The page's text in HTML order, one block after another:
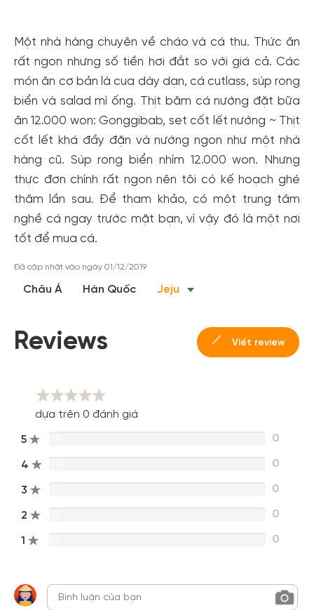
Một nhà hàng chuyên về cháo và cá thu. Thức ăn
rất ngon nhưng số tiền hơi đắt so với giá cả. Các
món ăn cơ bản là cua dày dạn, cá cutlass, súp rong
biển và salad mì ống. Thịt băm cá nướng đặt bữa
ăn 12.000 won: Gonggibab, set cốt lết nướng ~ Thịt
cốt lết khá đầy đặn và nướng ngon như một nhà
hàng cũ. Súp rong biển nhím 12.000 won. Nhưng
thực đơn chính rất ngon nên tôi có kế hoạch ghé
thăm lần sau. Để tham khảo, có một trung tâm
nghề cá ngay trước mặt bạn, vì vậy đó là một nơi
tốt để mua cá.
Đã cập nhật vào ngày 01/12/2019
Châu Á Hàn Quốc Jeju
Reviews Viết review
dựa trên 0 đánh giá
5 0
4 0
3 0
2 0
1 0
Tạo tài khoản để có thể nhận ngay các ưu đãi
Đăng nhập Facebook